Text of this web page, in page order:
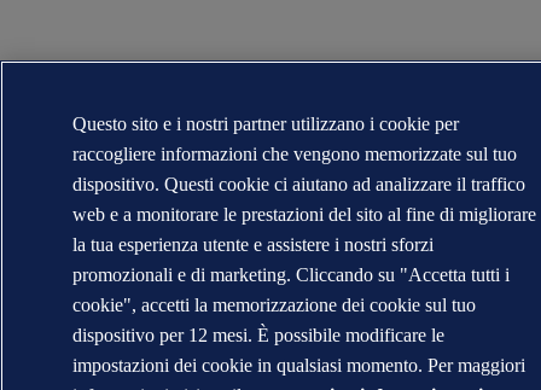
Questo sito e i nostri partner utilizzano i cookie per
raccogliere informazioni che vengono memorizzate sul tuo
dispositivo. Questi cookie ci aiutano ad analizzare il traffico
web e a monitorare le prestazioni del sito al fine di migliorare
la tua esperienza utente e assistere i nostri sforzi
promozionali e di marketing. Cliccando su "Accetta tutti i
cookie", accetti la memorizzazione dei cookie sul tuo
dispositivo per 12 mesi. È possibile modificare le
impostazioni dei cookie in qualsiasi momento. Per maggiori